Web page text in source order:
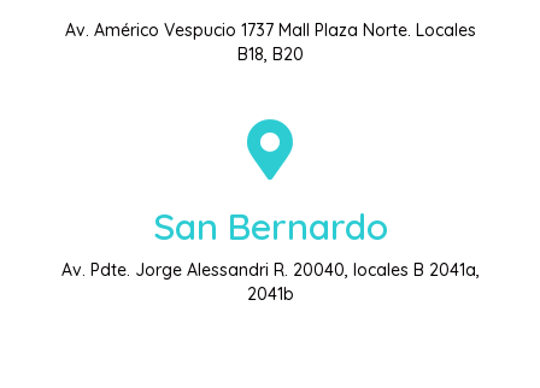
Av. Américo Vespucio 1737 Mall Plaza Norte. Locales
B18, B20
San Bernardo
Av. Pdte. Jorge Alessandri R. 20040, locales B 2041a,
2041b